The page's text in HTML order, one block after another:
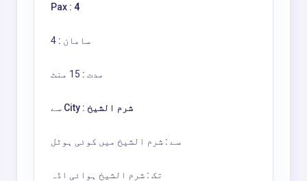
Pax : 4
سامان :
مدت :
سے City : شرم الشیخ
سے : شرم الشیخ میں کوئی ہوٹل
تک : شرم الشیخ ہوائی اڈہ